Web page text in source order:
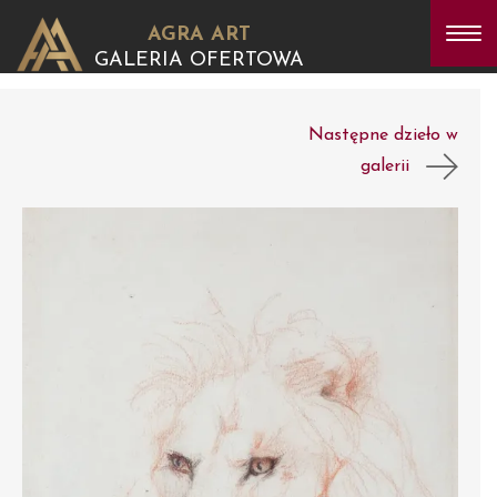
AGRA ART
GALERIA OFERTOWA
Następne dzieło w
galerii